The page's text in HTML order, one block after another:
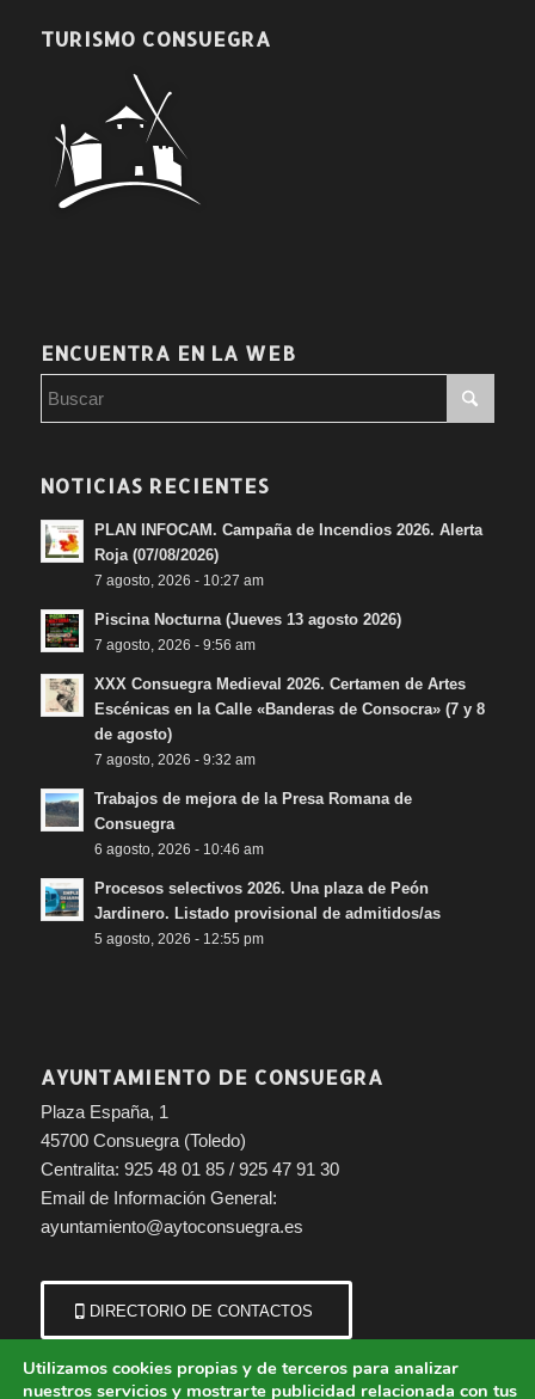
TURISMO CONSUEGRA
ENCUENTRA EN LA WEB
NOTICIAS RECIENTES
PLAN INFOCAM. Campaña de Incendios 2026. Alerta
Roja (07/08/2026)
7 agosto, 2026 - 10:27 am
Piscina Nocturna (Jueves 13 agosto 2026)
7 agosto, 2026 - 9:56 am
XXX Consuegra Medieval 2026. Certamen de Artes
Escénicas en la Calle «Banderas de Consocra» (7 y 8
de agosto)
7 agosto, 2026 - 9:32 am
Trabajos de mejora de la Presa Romana de
Consuegra
6 agosto, 2026 - 10:46 am
Procesos selectivos 2026. Una plaza de Peón
Jardinero. Listado provisional de admitidos/as
5 agosto, 2026 - 12:55 pm
AYUNTAMIENTO DE CONSUEGRA
Plaza España, 1
45700 Consuegra (Toledo)
Centralita: 925 48 01 85 / 925 47 91 30
Email de Información General:
ayuntamiento@aytoconsuegra.es
DIRECTORIO DE CONTACTOS
Utilizamos cookies propias y de terceros para analizar
nuestros servicios y mostrarte publicidad relacionada con tus